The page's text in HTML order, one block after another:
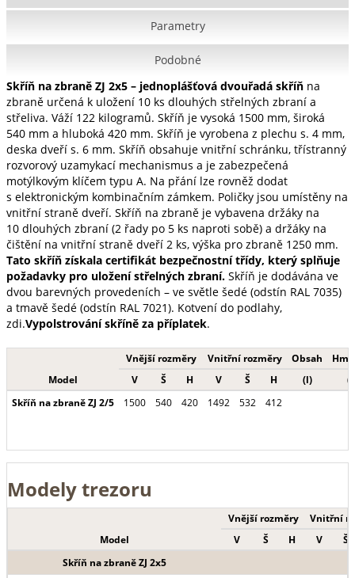
Parametry
Podobné
Skříň na zbraně ZJ 2x5 – jednoplášťová dvouřadá skříň na
zbraně určená k uložení 10 ks dlouhých střelných zbraní a
střeliva. Váží 122 kilogramů. Skříň je vysoká 1500 mm, široká
540 mm a hluboká 420 mm. Skříň je vyrobena z plechu s. 4 mm,
deska dveří s. 6 mm. Skříň obsahuje vnitřní schránku, třístranný
rozvorový uzamykací mechanismus a je zabezpečená
motýlkovým klíčem typu A. Na přání lze rovněž dodat
s elektronickým kombinačním zámkem. Poličky jsou umístěny na
vnitřní straně dveří. Skříň na zbraně je vybavena držáky na
10 dlouhých zbraní (2 řady po 5 ks naproti sobě) a držáky na
čištění na vnitřní straně dveří 2 ks, výška pro zbraně 1250 mm.
Tato skříň získala certifikát bezpečnostní třídy, který splňuje
požadavky pro uložení střelných zbraní. Skříň je dodávána ve
dvou barevných provedeních – ve světle šedé (odstín RAL 7035)
a tmavě šedé (odstín RAL 7021). Kotvení do podlahy,
zdi.Vypolstrování skříně za příplatek.
Model
Vnější rozměry Vnitřní rozměry Obsah
V
Š H V Š H (l)
Skříň na zbraně ZJ 2/5
1500 540 420 1492 532 412
Modely trezoru
Model
Vnější rozměry
Vnitřní
V
Š H V
Š
Skříň na zbraně ZJ 2x5